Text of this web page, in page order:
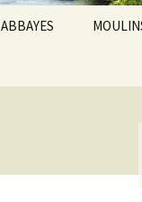
ABBAYES